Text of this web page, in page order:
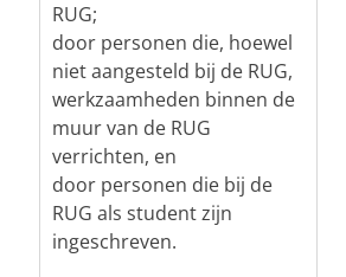
RUG;
door personen die, hoewel
niet aangesteld bij de RUG,
werkzaamheden binnen de
muur van de RUG
verrichten, en
door personen die bij de
RUG als student zijn
ingeschreven.